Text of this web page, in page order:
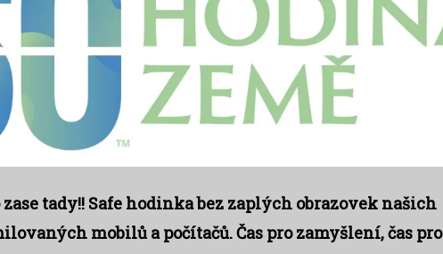
zase tady!! Safe hodinka bez zaplých obrazovek našich
mobilů a počítačů. Čas pro zamyšlení, čas pro